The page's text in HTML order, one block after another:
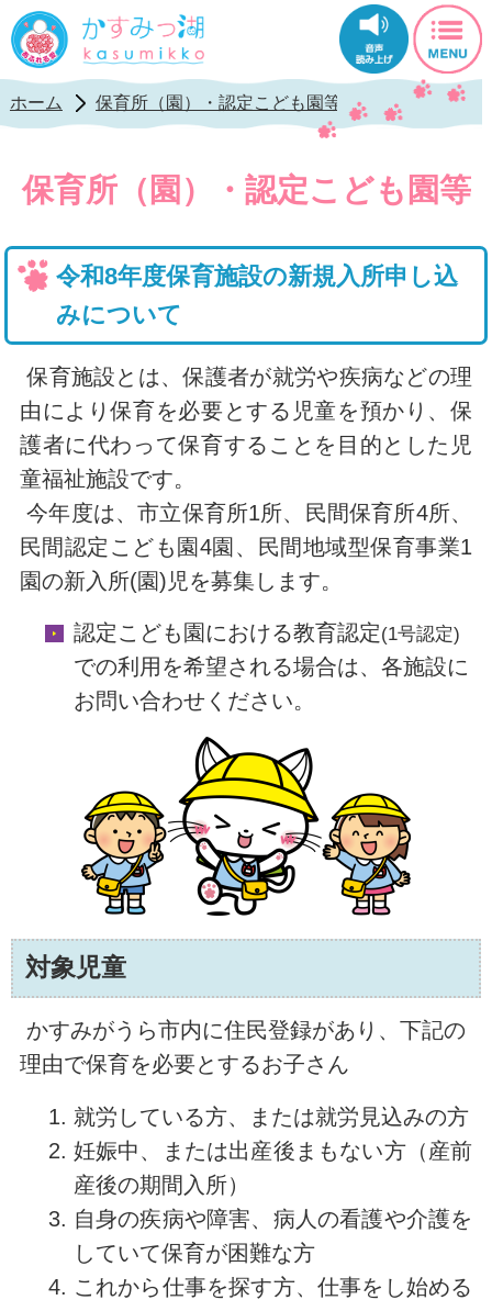
かすみっ湖公式ホ
ホーム 保育所（園）・認定こども園等 保育施設の利
保育所（園）・認定こども園等
令和8年度保育施設の新規入所申し込
みについて
保育施設とは、保護者が就労や疾病などの理
由により保育を必要とする児童を預かり、保
護者に代わって保育することを目的とした児
童福祉施設です。
今年度は、市立保育所1所、民間保育所4所、
民間認定こども園4園、民間地域型保育事業1
園の新入所(園)児を募集します。
認定こども園における教育認定(1号認定)
での利用を希望される場合は、各施設に
お問い合わせください。
対象児童
かすみがうら市内に住民登録があり、下記の
理由で保育を必要とするお子さん
就労している方、または就労見込みの方
妊娠中、または出産後まもない方（ 産前
産後の期間入所）
自身の疾病や障害、病人の看護や介護を
していて保育が困難な方
これから仕事を探す方、仕事をし始める